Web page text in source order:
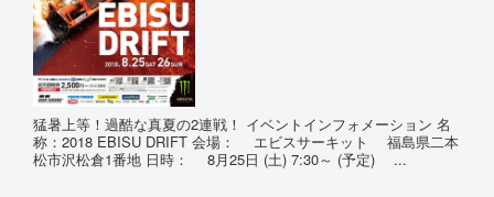
猛暑上等！過酷な真夏の2連戦！ イベントインフォメーション 名
称：2018 EBISU DRIFT 会場： エビスサーキット 福島県二本
松市沢松倉1番地 日時： 8月25日 (土) 7:30～ (予定) ...